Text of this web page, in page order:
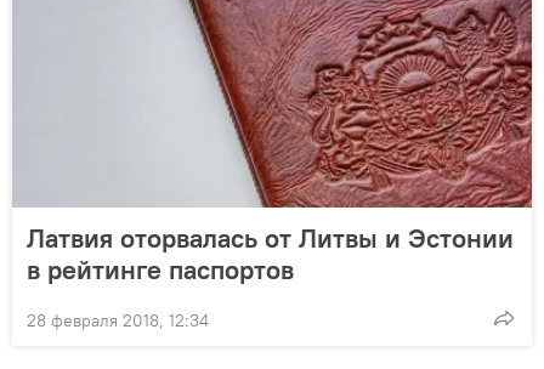
Латвия оторвалась от Литвы и Эстонии
в рейтинге паспортов
28 февраля 2018, 12:34